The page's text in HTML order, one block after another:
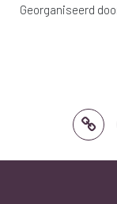
Georganiseerd